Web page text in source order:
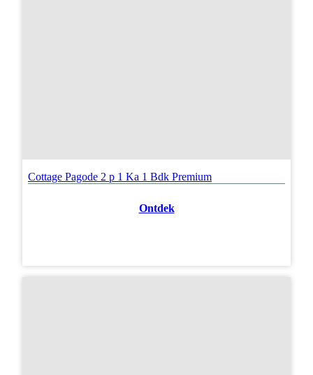
Cottage Pagode 2 p 1 Ka 1 Bdk Premium
Ontdek